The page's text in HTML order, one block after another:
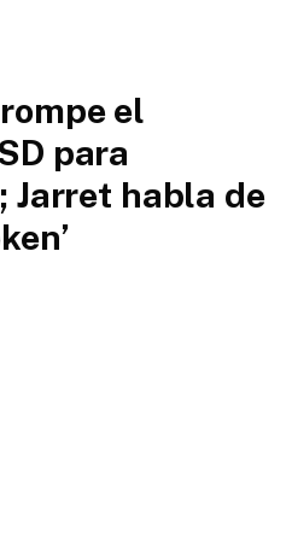
el
para
Jarret habla de